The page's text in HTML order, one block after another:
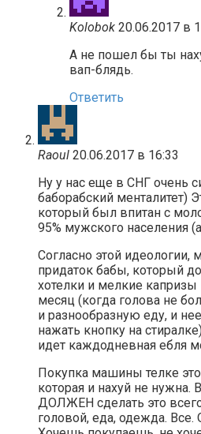
Kolobok 20.06.2017 в
А не пошел бы ты
вап-блядь.
Ответить
Raoul 20.06.2017 в 16:33
Ну у нас еще в СНГ очень
баборабский менталитет)
который был впитан с
95% мужского населения
Согласно этой идеологии,
придаток бабы, который
хотелки и мелкие капризы
месяц (когда голова не
и разнообразную еду, и
нажать кнопку на
идет каждодневная ебля
Покупка машины телке
которая и нахуй не нужна.
ДОЛЖЕН сделать это
головой, еда, одежда. Все.